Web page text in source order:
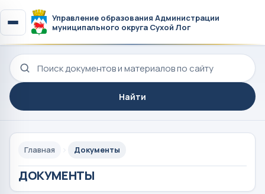
Управление образования Администрации
муниципального округа Сухой Лог
Поиск по сайту
Найти
Главная Документы
ДОКУМЕНТЫ